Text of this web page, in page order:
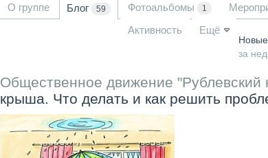
О группе Блог 59 Фотоальбомы 1
Активность Ещё
Новые
за
Общественное движение "Рублевский
крыша. Что делать и как решить